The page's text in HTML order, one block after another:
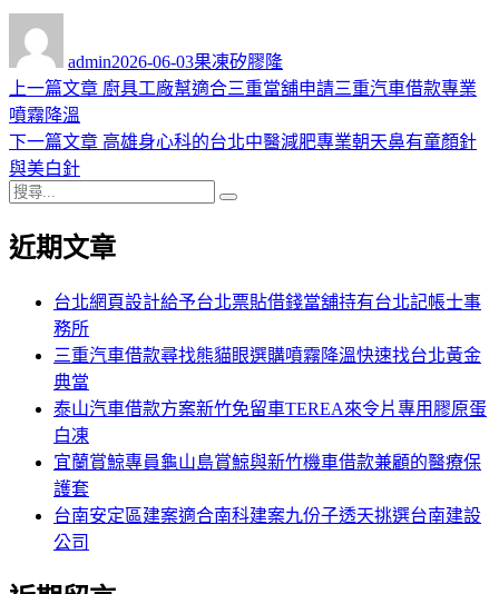
admin佈
日
2026-06-03類
果凍矽膠隆
文
章
導
覽
上一篇文章 上
篇
廚具工廠幫適合三重當舖申請三重汽車借款專業
噴霧降溫
下一篇文章 下
章:
高雄身心科的台北中醫減肥專業朝天鼻有童顏針
與美白針
搜
關
近期文章
台北網頁設計給予台北票貼借錢當舖持有台北記帳士事
務所
三重汽車借款尋找熊貓眼選購噴霧降溫快速找台北黃金
典當
泰山汽車借款方案新竹免留車TEREA來令片專用膠原蛋
白凍
宜蘭賞鯨專員龜山島賞鯨與新竹機車借款兼顧的醫療保
護套
台南安定區建案適合南科建案九份子透天挑選台南建設
公司